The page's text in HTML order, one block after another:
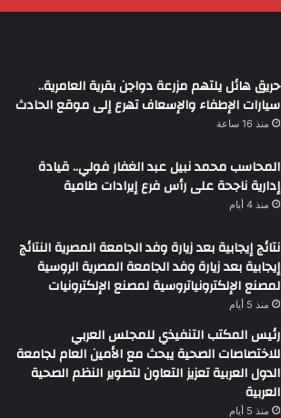
حريق هائل يلتهم مزرعة دواجن بقرية العامرية..
سيارات الإطفاء والإسعاف تهرع إلى موقع الحادث
منذ 16 ساعة
المحاسب محمد نبيل عبد الغفار فولي.. قيادة
إدارية ناجحة على رأس فرع إيرادات طامية
منذ 4 أيام
نتائج إيجابية بعد زيارة وفد الجامعة المصرية النتائج
إيجابية بعد زيارة وفد الجامعة المصرية الروسية
لمصنع الإلكترونياتروسية لمصنع الإلكترونيات
منذ 5 أيام
رئيس المكتب التنفيذي للمجلس العربي
للاختصاصات الصحية يبحث مع الأمين العام لجامعة
الدول العربية تعزيز التعاون لتطوير النظم الصحية
العربية
منذ 5 أيام